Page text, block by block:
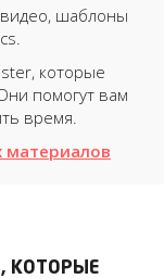
шаблоны
которые
помогут вам
время.
материалов
КОТОРЫЕ